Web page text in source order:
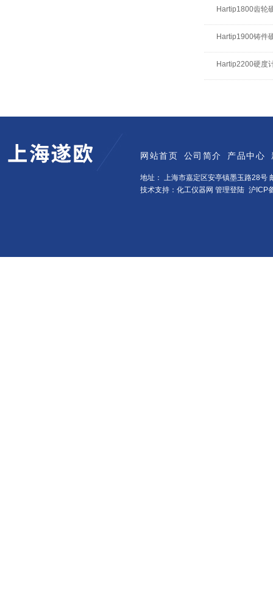
Hartip1800齿轮
Hartip1900铸件
Hartip2200硬度
网站首页 公司简介 产品中心
地址： 上海市嘉定区安亭镇墨玉路28号
技术支持：化工仪器网 管理登陆 沪ICP